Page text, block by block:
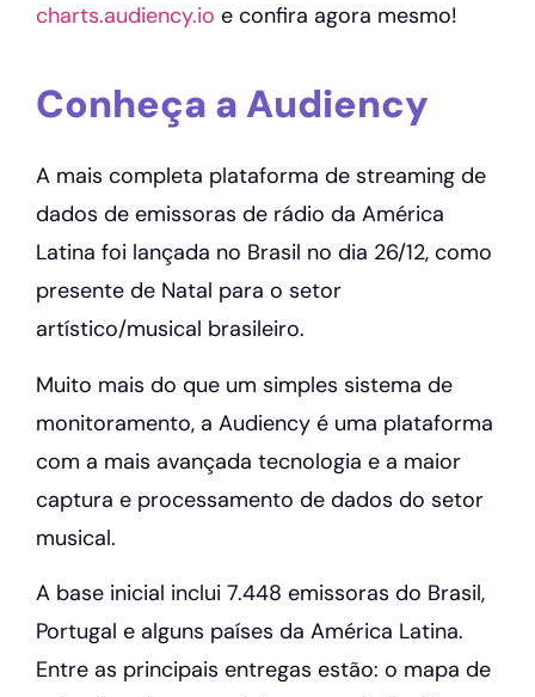
charts.audiency.io e confira agora mesmo!
Conheça a Audiency
A mais completa plataforma de streaming de
dados de emissoras de rádio da América
Latina foi lançada no Brasil no dia 26/12, como
presente de Natal para o setor
artístico/musical brasileiro.
Muito mais do que um simples sistema de
monitoramento, a Audiency é uma plataforma
com a mais avançada tecnologia e a maior
captura e processamento de dados do setor
musical.
A base inicial inclui 7.448 emissoras do Brasil,
Portugal e alguns países da América Latina.
Entre as principais entregas estão: o mapa de